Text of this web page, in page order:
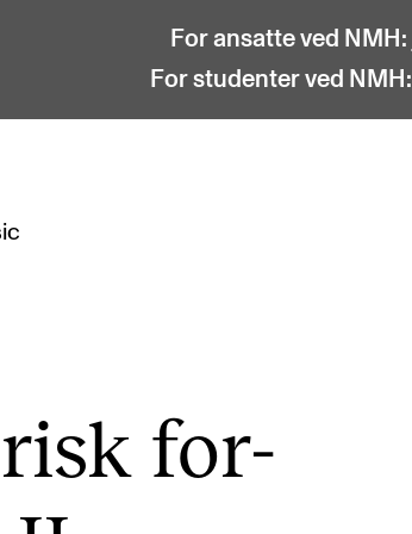
For ansatte ved NMH:
For studenter ved NMH:
Salane våre
for­